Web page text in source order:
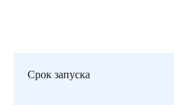
Срок запуска